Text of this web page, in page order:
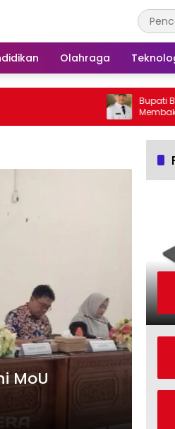
Olahraga
Bupati
Membakar
Barito
MoU